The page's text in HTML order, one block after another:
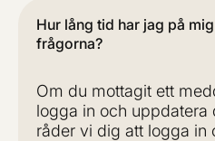
Hur lång tid har jag på
frågorna?
Om du mottagit ett
logga in och uppdatera
råder vi dig att logga in